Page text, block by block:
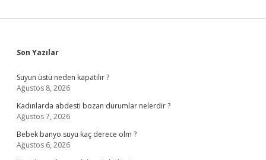
Sidebar
Son Yazılar
Suyun üstü neden kapatılır ?
Ağustos 8, 2026
Kadınlarda abdesti bozan durumlar nelerdir ?
Ağustos 7, 2026
Bebek banyo suyu kaç derece olm ?
Ağustos 6, 2026